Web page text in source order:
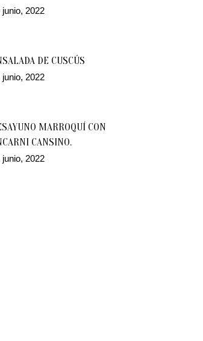
junio, 2022
DE CUSCÚS
junio, 2022
MARROQUÍ CON
CANSINO.
junio, 2022